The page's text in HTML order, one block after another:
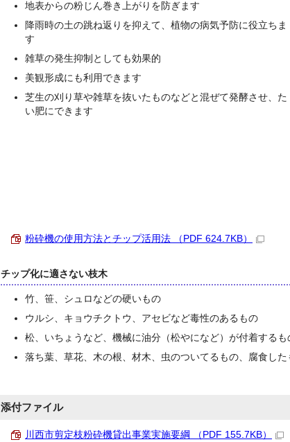
地表からの粉じん巻き上がりを防ぎます
降雨時の土の跳ね返りを抑えて、植物の病気予防に役立ちま
す
雑草の発生抑制としても効果的
美観形成にも利用できます
芝生の刈り草や雑草を抜いたものなどと混ぜて発酵させ、た
い肥にできます
粉砕機の使用方法とチップ活用法 （PDF 624.7KB）
チップ化に適さない枝木
竹、笹、シュロなどの硬いもの
ウルシ、キョウチクトウ、アセビなど毒性のあるもの
松、いちょうなど、機械に油分（松やになど）が付着するも
落ち葉、草花、木の根、材木、虫のついてるもの、腐食した
添付ファイル
川西市剪定枝粉砕機貸出事業実施要綱 （PDF 155.7KB）